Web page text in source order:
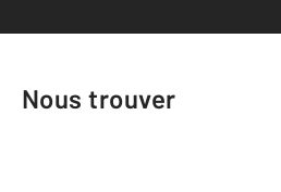
Nous trouver